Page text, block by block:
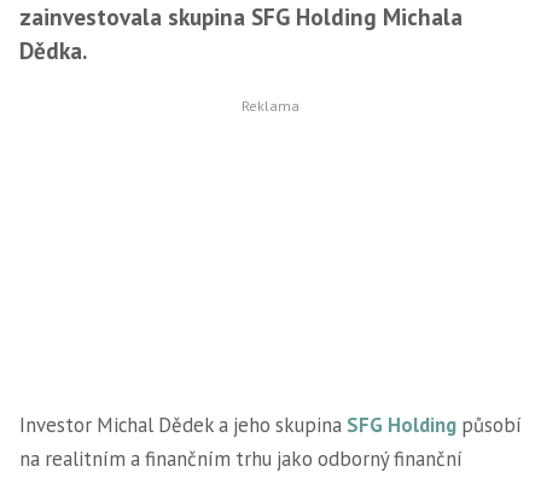
zainvestovala skupina SFG Holding Michala
Dědka.
Investor Michal Dědek a jeho skupina SFG Holding působí
na realitním a finančním trhu jako odborný finanční